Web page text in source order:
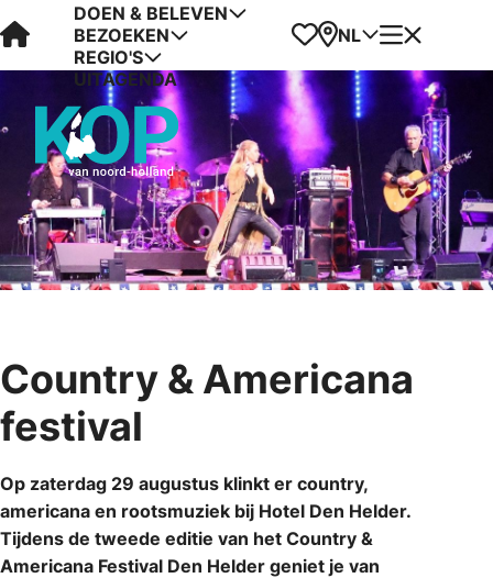
Visit Kop van Holland
DOEN & BELEVEN
BEZOEKEN
REGIO'S
UITAGENDA
Favorieten
Kaart
NL Menu
Country & Americana
festival
Op zaterdag 29 augustus klinkt er country,
americana en rootsmuziek bij Hotel Den Helder.
Tijdens de tweede editie van het Country &
Americana Festival Den Helder geniet je van